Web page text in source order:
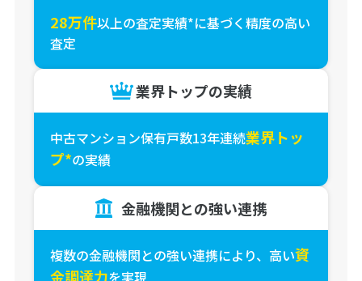
28万件以上の査定実績*に基づく精度の高い
査定
業界トップの実績
中古マンション保有戸数13年連続業界トッ
プ*の実績
金融機関との強い連携
複数の金融機関との強い連携により、高い資
金調達力